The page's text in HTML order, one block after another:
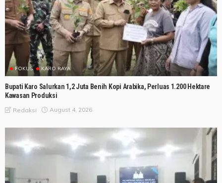
FOKUS KARO RAYA
Bupati Karo Salurkan 1,2 Juta Benih Kopi Arabika, Perluas 1.200 Hektare
Kawasan Produksi
Redaksi August 4, 2026